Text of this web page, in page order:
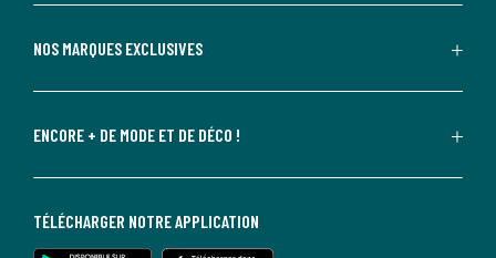
NOS MARQUES EXCLUSIVES
ENCORE + DE MODE ET DE DÉCO !
TÉLÉCHARGER NOTRE APPLICATION